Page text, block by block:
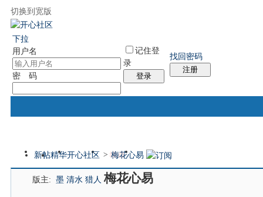
切换到宽版
下拉
用户名
密 码
记住登
录
登录
找回密码
注册
门户 论坛 排盘 个人中心
新帖精华开心社区 > 梅花心易
版主: 墨 清水 猎人 梅花心易